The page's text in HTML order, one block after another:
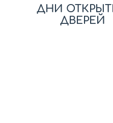
ДНИ
ДВЕРЕЙ